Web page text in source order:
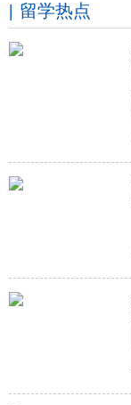
留学热点